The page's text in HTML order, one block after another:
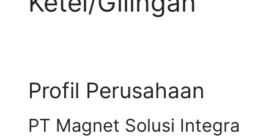
Profil Perusahaan
PT Magnet Solusi Integra